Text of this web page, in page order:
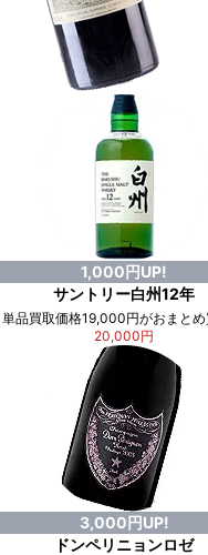
1,000円UP!
サントリー白州12年
単品買取価格19,000円がおまと
20,000円
3,000円UP!
ドンペリニョンロゼ